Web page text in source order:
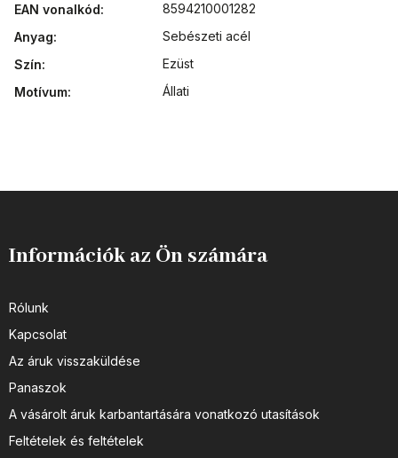
EAN vonalkód:
8594210001282
Anyag:
Sebészeti acél
Szín:
Ezüst
Motívum: Állati
Információk az Ön számára
Rólunk
Kapcsolat
Az áruk visszaküldése
Panaszok
A vásárolt áruk karbantartására vonatkozó utasítások
Feltételek és feltételek